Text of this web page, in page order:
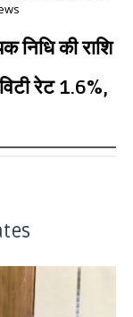
निधि की राशि
रेट 1.6%,